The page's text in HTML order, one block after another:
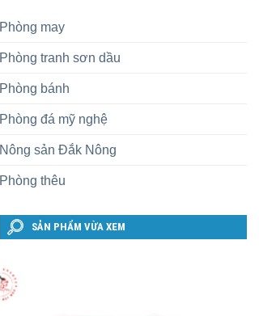
Phòng may
Phòng tranh sơn dầu
Phòng bánh
Phòng đá mỹ nghệ
Nông sản Đắk Nông
Phòng thêu
SẢN PHẨM VỪA XEM